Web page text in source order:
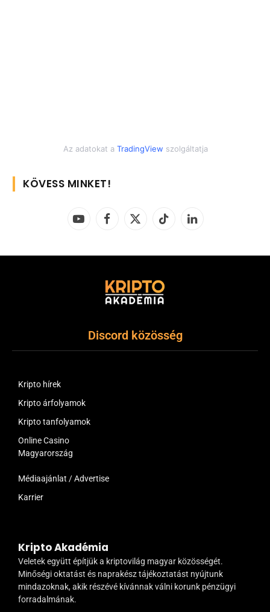
Az adatokat a TradingView szolgáltatja
KÖVESS MINKET!
YouTubeFacebook
X
TikTok LinkedIn
Discord közösség
Kripto hírek
Kripto árfolyamok
Kripto tanfolyamok
Online Casino
Magyarország
Médiaajánlat / Advertise
Karrier
Kripto Akadémia
Veletek együtt építjük a kriptovilág magyar közösségét.
Minőségi oktatást és naprakész tájékoztatást nyújtunk
mindazoknak, akik részévé kívánnak válni korunk pénzügyi
forradalmának.